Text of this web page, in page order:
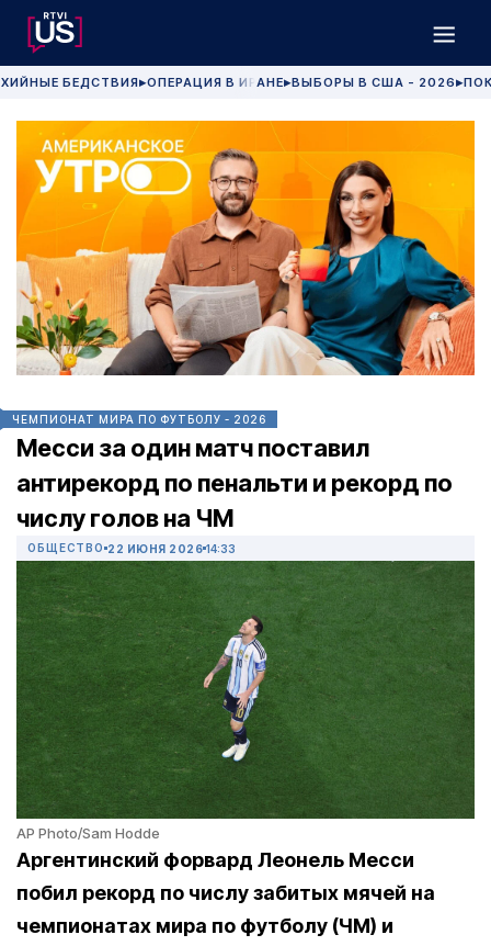
БЕДСТВИЯ▶ОПЕРАЦИЯ В ИРАНЕ▶ВЫБОРЫ В США - 2026 ▶
ЧЕМПИОНАТ МИРА ПО ФУТБОЛУ - 2026
Месси за один матч поставил
антирекорд по пенальти и рекорд по
числу голов на ЧМ
ОБЩЕСТВО 22 ИЮНЯ 2026 14:33
AP Photo/Sam Hodde
Аргентинский форвард Леонель Месси
побил рекорд по числу забитых мячей на
чемпионатах мира по футболу (ЧМ) и